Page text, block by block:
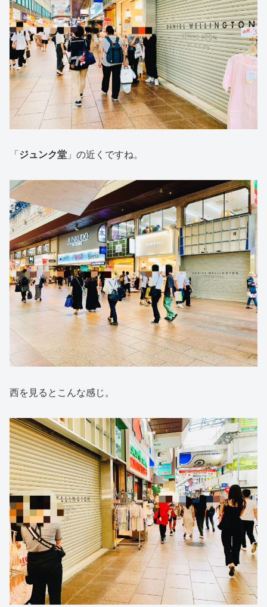
「ジュンク堂 」の近くですね。
西を見るとこんな感じ。